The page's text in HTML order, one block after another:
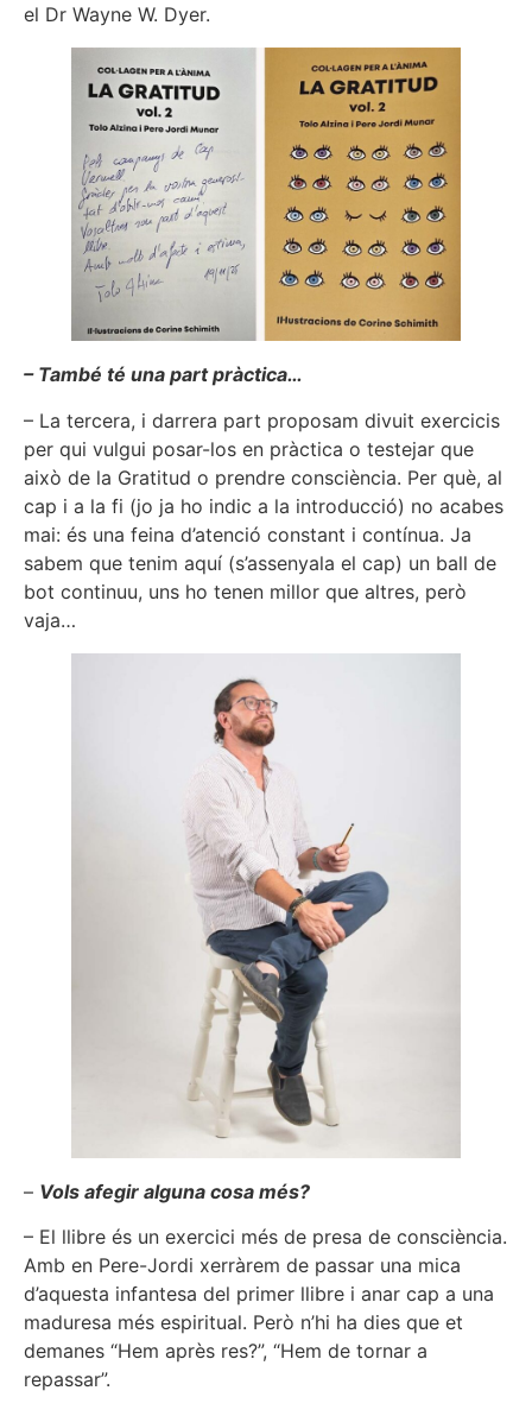
el Dr Wayne W. Dyer.
– També té una part pràctica…
– La tercera, i darrera part proposam divuit exercicis
per qui vulgui posar-los en pràctica o testejar que
això de la Gratitud o prendre consciència. Per què, al
cap i a la fi (jo ja ho indic a la introducció) no acabes
mai: és una feina d’atenció constant i contínua. Ja
sabem que tenim aquí (s’assenyala el cap) un ball de
bot continuu, uns ho tenen millor que altres, però
vaja…
– Vols afegir alguna cosa més?
– El llibre és un exercici més de presa de consciència.
Amb en Pere-Jordi xerràrem de passar una mica
d’aquesta infantesa del primer llibre i anar cap a una
maduresa més espiritual. Però n’hi ha dies que et
demanes “Hem après res?”, “Hem de tornar a
repassar”.